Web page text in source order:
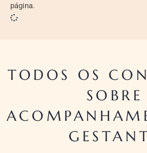
página.
TODOS OS
SOBRE